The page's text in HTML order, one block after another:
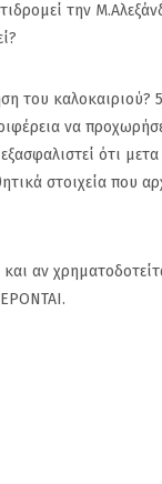
την
του
να
ότι
στοιχεία που
αν